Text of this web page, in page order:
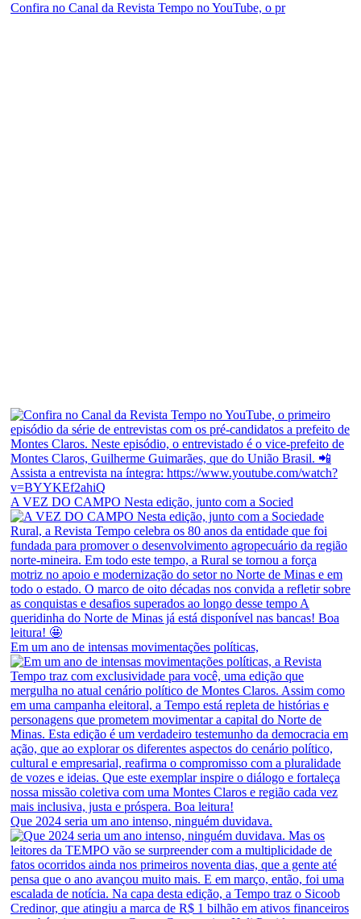
Confira no Canal da Revista Tempo no YouTube, o pr
A VEZ DO CAMPO Nesta edição, junto com a Socied
Em um ano de intensas movimentações políticas,
Que 2024 seria um ano intenso, ninguém duvidava.